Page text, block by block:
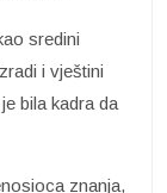
sredini
i vještini
bila kadra da
znanja,